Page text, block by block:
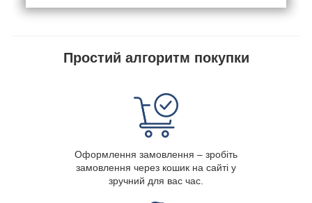
Простий алгоритм покупки
Оформлення замовлення – зробіть
замовлення через кошик на сайті у
зручний для вас час.